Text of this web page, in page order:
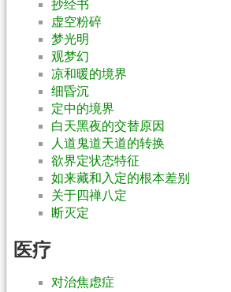
抄经书
虚空粉碎
梦光明
观梦幻
凉和暖的境界
细昏沉
定中的境界
白天黑夜的交替原因
人道鬼道天道的转换
欲界定状态特征
如来藏和入定的根本差别
关于四禅八定
断灭定
医疗
对治焦虑症